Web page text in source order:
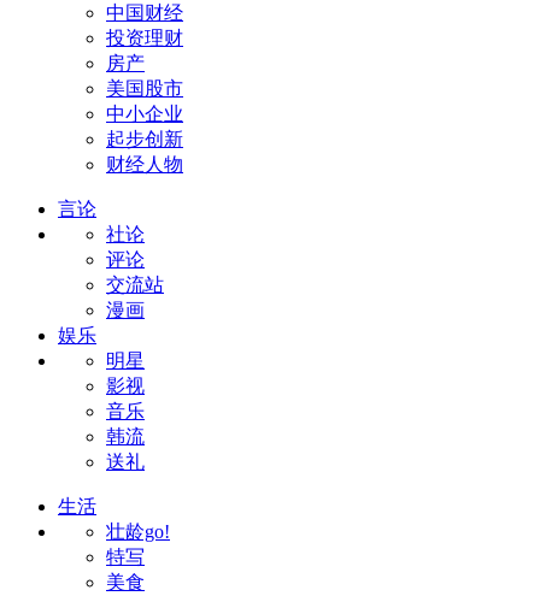
中国财经
投资理财
房产
美国股市
中小企业
起步创新
财经人物
言论
社论
评论
交流站
漫画
娱乐
明星
影视
音乐
韩流
送礼
生活
壮龄go!
特写
美食